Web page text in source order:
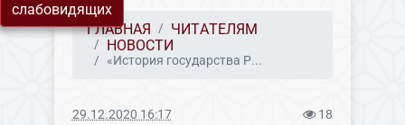
слабовидящих
ГЛАВНАЯ
ЧИТАТЕЛЯМ
НОВОСТИ
«История государства Р...
29.12.2020 16:17 18